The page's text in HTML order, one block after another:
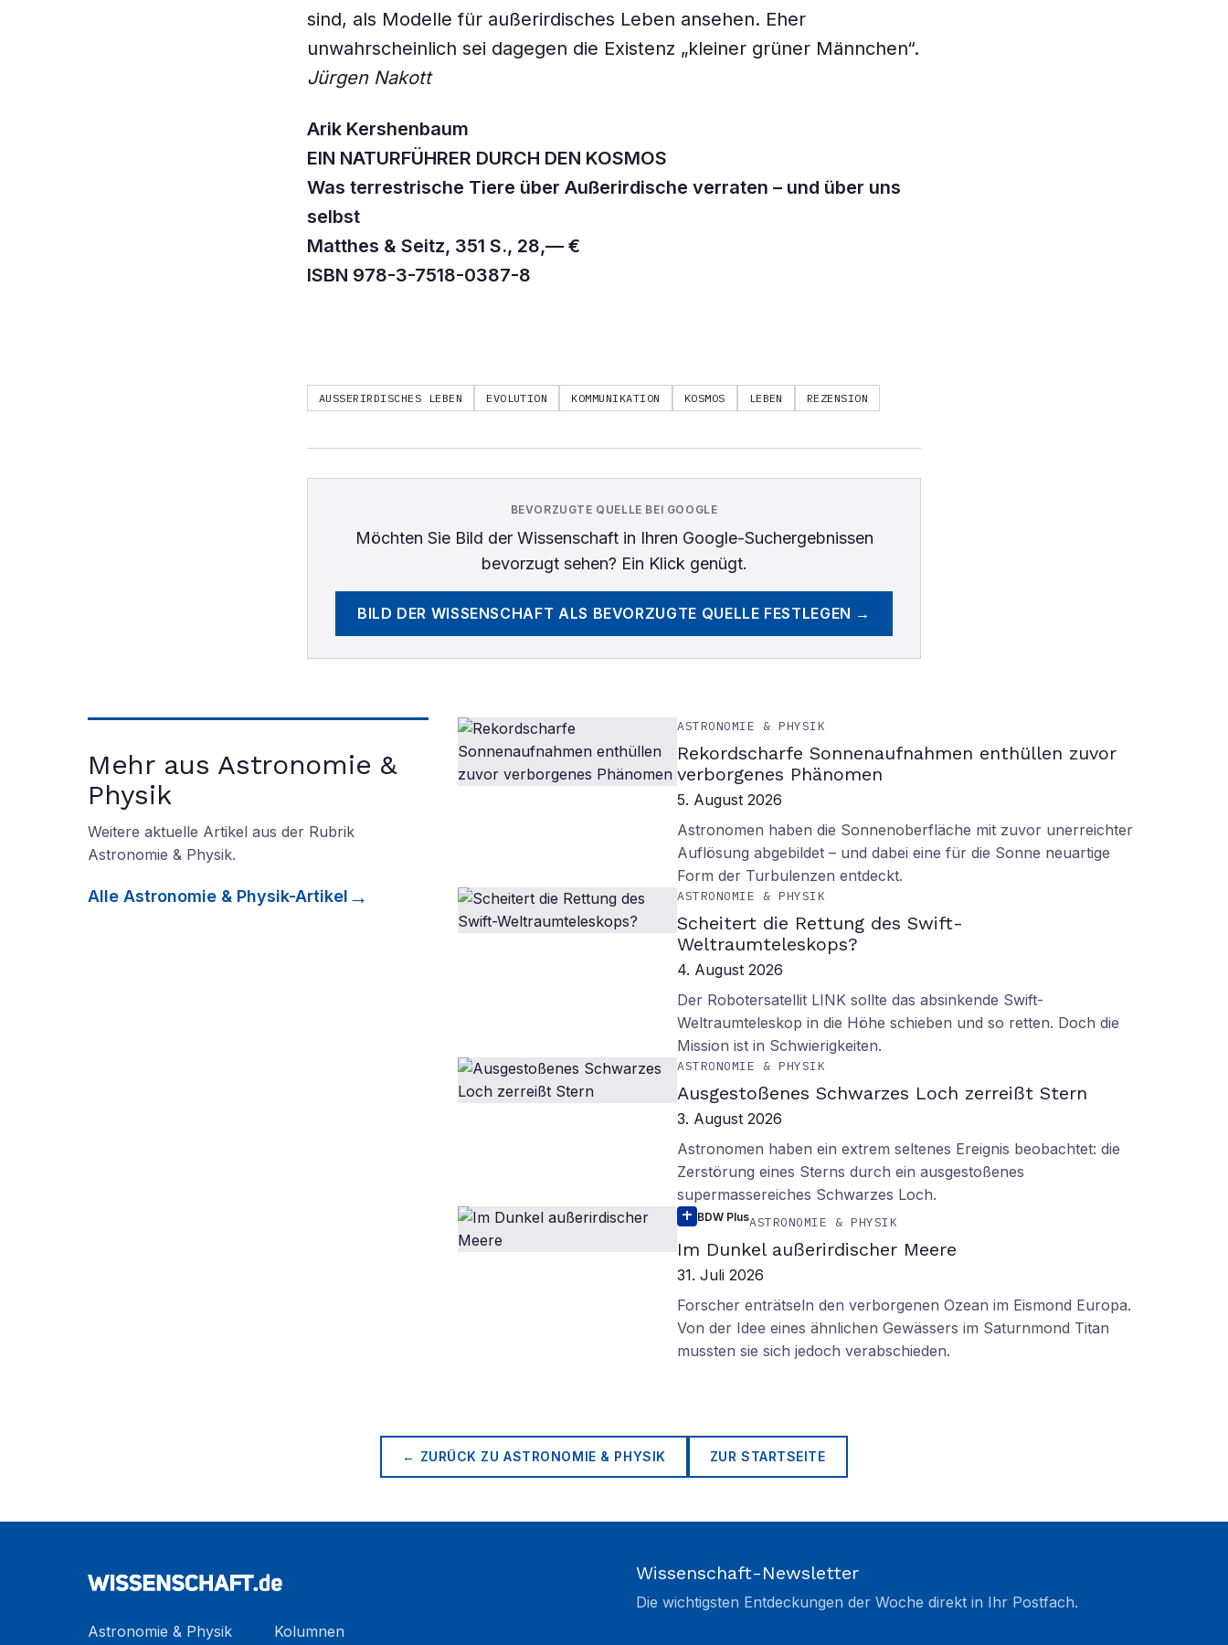
sind, als Modelle für außerirdisches Leben ansehen. Eher
unwahrscheinlich sei dagegen die Existenz „kleiner grüner Männchen“.
Jürgen Nakott
Arik Kershenbaum
EIN NATURFÜHRER DURCH DEN KOSMOS
Was terrestrische Tiere über Außerirdische verraten – und über uns
selbst
Matthes & Seitz, 351 S., 28,— €
ISBN 978-3-7518-0387-8
AUSSERIRDISCHES LEBEN EVOLUTION KOMMUNIKATION KOSMOS LEBEN REZENSION
BEVORZUGTE QUELLE BEI GOOGLE
Möchten Sie Bild der Wissenschaftin Ihren Google-Suchergebnissen
bevorzugt sehen? Ein Klick genügt.
BILD DER WISSENSCHAFT ALS BEVORZUGTE QUELLE FESTLEGEN →
Mehr aus Astronomie &
Physik
Weitere aktuelle Artikel aus der Rubrik
Astronomie & Physik.
Alle Astronomie & Physik-Artikel
ASTRONOMIE & PHYSIK
Rekordscharfe Sonnenaufnahmen enthüllen zuvor
verborgenes Phänomen
5. August 2026
Astronomen haben die Sonnenoberfläche mit zuvor unerreichter
Auflösung abgebildet – und dabei eine für die Sonne neuartige
Form der Turbulenzen entdeckt.
ASTRONOMIE & PHYSIK
Scheitert die Rettung des Swift-
Weltraumteleskops?
4. August 2026
Der Robotersatellit LINK sollte das absinkende Swift-
Weltraumteleskop in die Höhe schieben und so retten. Doch die
Mission ist in Schwierigkeiten.
ASTRONOMIE & PHYSIK
Ausgestoßenes Schwarzes Loch zerreißt Stern
3. August 2026
Astronomen haben ein extrem seltenes Ereignis beobachtet: die
Zerstörung eines Sterns durch ein ausgestoßenes
supermassereiches Schwarzes Loch.
BDW PlusASTRONOMIE & PHYSIK
Im Dunkel außerirdischer Meere
31. Juli 2026
Forscher enträtseln den verborgenen Ozean im Eismond Europa.
Von der Idee eines ähnlichen Gewässers im Saturnmond Titan
mussten sie sich jedoch verabschieden.
← ZURÜCK ZUASTRONOMIE & PHYSIK ZUR STARTSEITE
Astronomie & Physik Kolumnen
Wissenschaft-Newsletter
Die wichtigsten Entdeckungen der Woche direkt in Ihr Postfach.